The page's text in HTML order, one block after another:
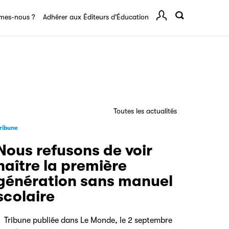
nous ? Adhérer aux Éditeurs d'Éducation
Toutes les actualités
refusons de voir
la première
sans manuel
Tribune publiée dans Le Monde, le 2 septembre